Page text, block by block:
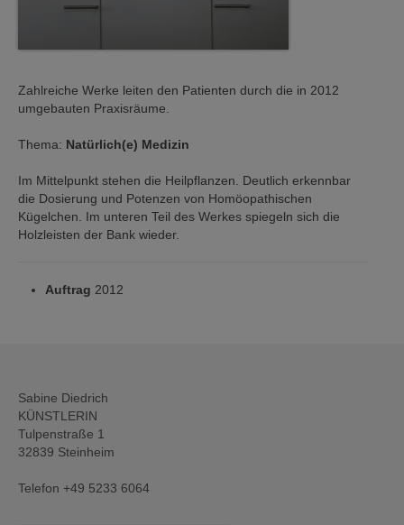
Zahlreiche Werke leiten den Patienten durch die in 2012
umgebauten Praxisräume.
Thema: Natürlich(e) Medizin
Im Mittelpunkt stehen die Heilpflanzen. Deutlich erkennbar
die Dosierung und Potenzen von Homöopathischen
Kügelchen. Im unteren Teil des Werkes spiegeln sich die
Holzleisten der Bank wieder.
Auftrag 2012
Sabine Diedrich
KÜNSTLERIN
Tulpenstraße 1
32839 Steinheim
Telefon +49 5233 6064